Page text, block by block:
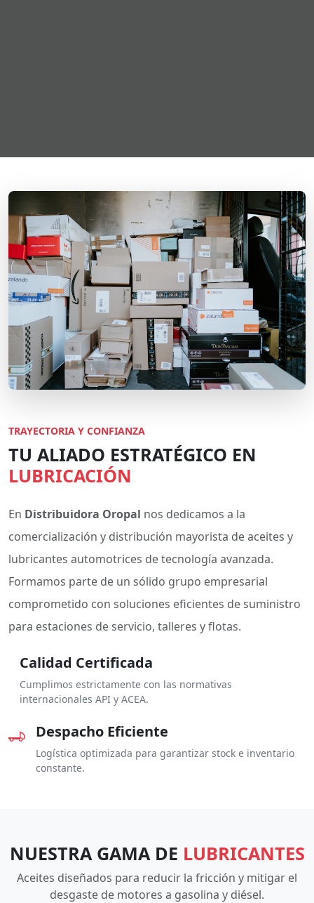
TRAYECTORIA Y CONFIANZA
TU ALIADO ESTRATÉGICO EN
LUBRICACIÓN
En Distribuidora Oropal nos dedicamos a la
comercialización y distribución mayorista de aceites y
lubricantes automotrices de tecnología avanzada.
Formamos parte de un sólido grupo empresarial
comprometido con soluciones eficientes de suministro
para estaciones de servicio, talleres y flotas.
Calidad Certificada
Cumplimos estrictamente con las normativas
internacionales API y ACEA.
Despacho Eficiente
Logística optimizada para garantizar stock e inventario
constante.
NUESTRA GAMA DE LUBRICANTES
Aceites diseñados para reducir la fricción y mitigar el
desgaste de motores a gasolina y diésel.